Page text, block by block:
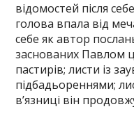
відомостей після
голова впала від
себе як автор
заснованих Павлом
пастирів; листи із
підбадьореннями;
в’язниці він